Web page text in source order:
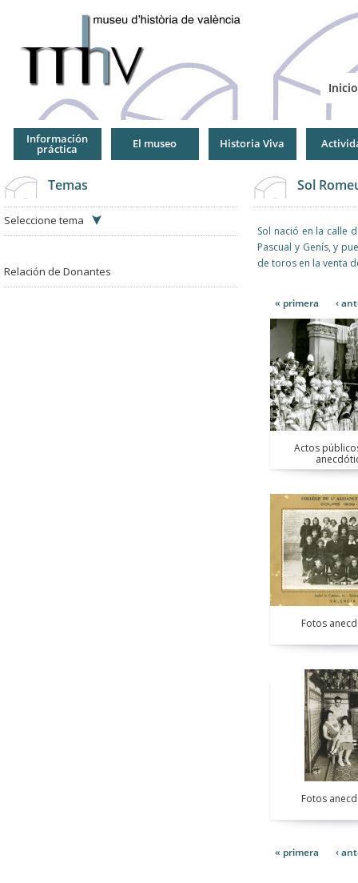
Inicio
Información
práctica El museo Historia Viva
Temas
Seleccione tema
Relación de Donantes
Sol
Sol nació en la calle
Pascual y Genís, y
de toros en la venta
Páginas
« primera ‹
Actos
Fotos
Fotos
Páginas
« primera ‹